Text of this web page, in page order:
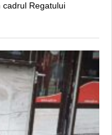
Regatului